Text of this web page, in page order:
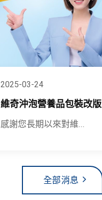
2025-03-24
維奇沖泡營養品包裝改版
感謝您長期以來對維...
全部消息